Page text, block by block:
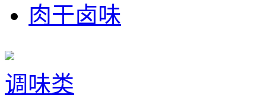
肉干卤味
调味类